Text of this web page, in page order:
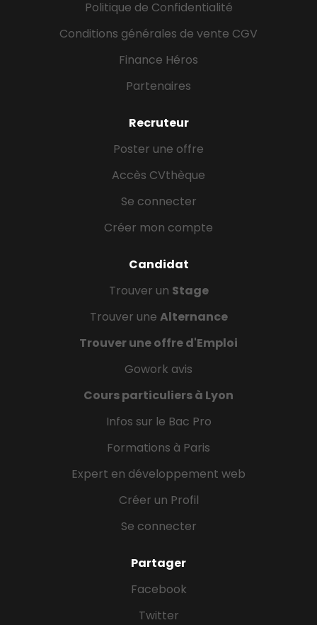
Politique de Confidentialité
Conditions générales de vente CGV
Finance Héros
Partenaires
Recruteur
Poster une offre
Accès CVthèque
Se connecter
Créer mon compte
Candidat
Trouver un Stage
Trouver une Alternance
Trouver une offre d'Emploi
Gowork avis
Cours particuliers à Lyon
Infos sur le Bac Pro
Formations à Paris
Expert en développement web
Créer un Profil
Se connecter
Partager
Facebook
Twitter